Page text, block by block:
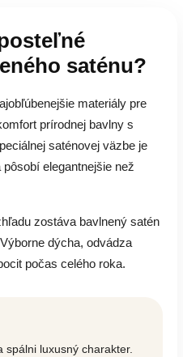
saténu?
materiály pre
prírodnej bavlny s
saténovej väzbe je
elegantnejšie než
zostáva bavlnený satén
dýcha, odvádza
počas celého roka.
spálni luxusný charakter.